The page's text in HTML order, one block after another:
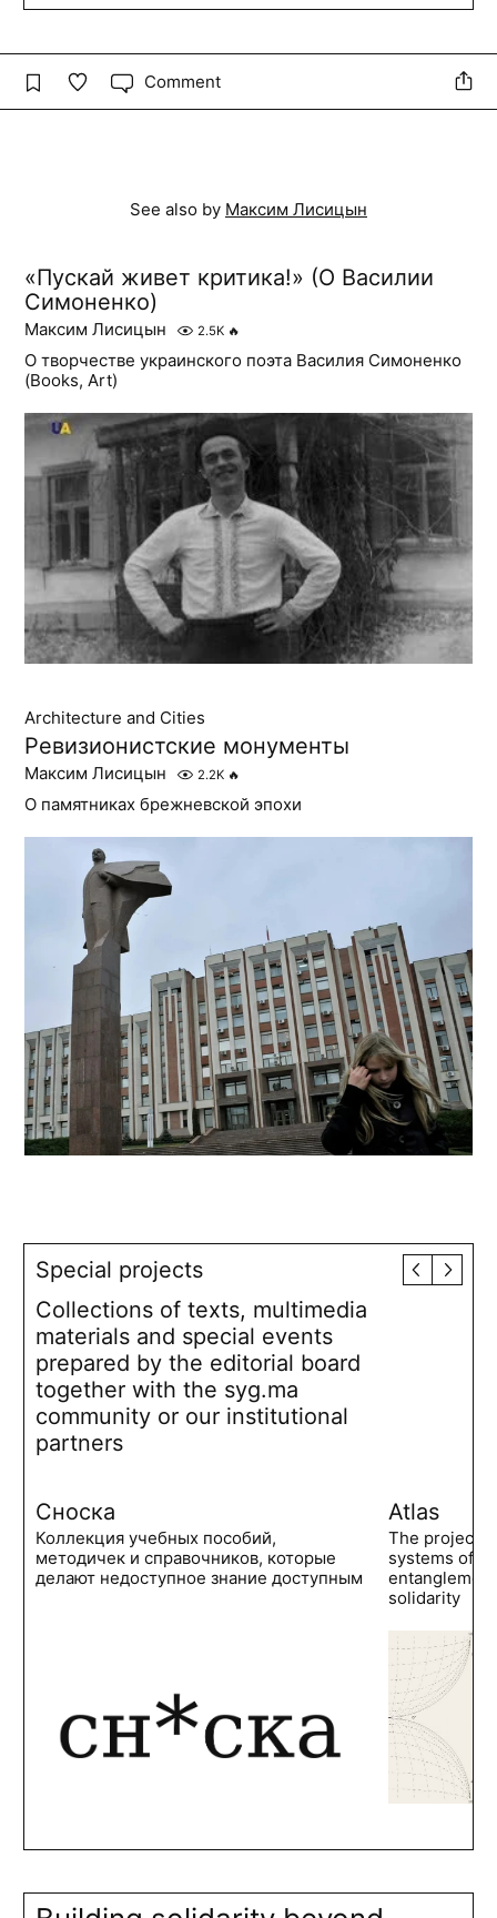
Comment
See also by Максим Лисицын
«Пускай живет критика!» (О Василии
Симоненко)
Максим Лисицын 2.5K 🔥
О творчестве украинского поэта Василия Симоненко
(Books, Art)
Architecture and Cities
Ревизионистские монументы
Максим Лисицын 2.2K 🔥
О памятниках брежневской эпохи
Special projects
Collections of texts, multimedia
materials and special events
prepared by the editorial board
together with the syg.ma
community or our institutional
partners
Сноска
Коллекция учебных пособий,
методичек и справочников, которые
делают недоступное знание доступным
Atlas
The project
systems of
solidarity